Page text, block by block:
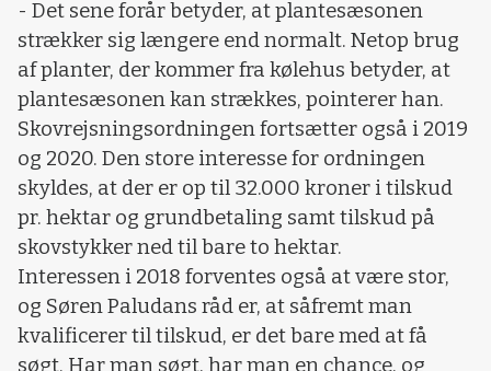
- Det sene forår betyder, at plantesæsonen
strækker sig længere end normalt. Netop brug
af planter, der kommer fra kølehus betyder, at
plantesæsonen kan strækkes, pointerer han.
Skovrejsningsordningen fortsætter også i 2019
og 2020. Den store interesse for ordningen
skyldes, at der er op til 32.000 kroner i tilskud
pr. hektar og grundbetaling samt tilskud på
skovstykker ned til bare to hektar.
Interessen i 2018 forventes også at være stor,
og Søren Paludans råd er, at såfremt man
kvalificerer til tilskud, er det bare med at få
søgt. Har man søgt, har man en chance, og